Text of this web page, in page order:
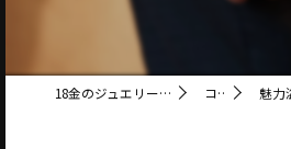
18金のジュエリーならA.I JEWELRIES コラム 魅力溢れ